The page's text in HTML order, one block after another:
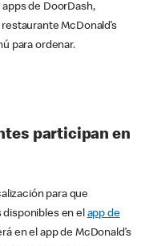
de DoorDash,
McDonald’s
para ordenar.
participan en
para que
en el app de
en el app de McDonald’s